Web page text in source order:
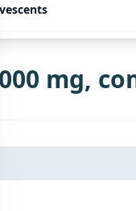
mg,